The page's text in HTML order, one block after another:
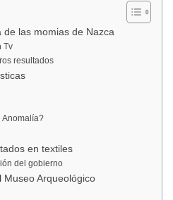
las momias de Nazca
Tv
resultados
Anomalía?
en textiles
del gobierno
Arqueológico